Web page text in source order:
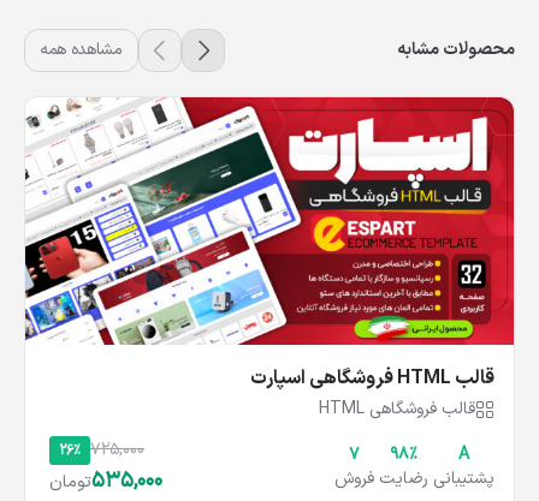
محصولات مشابه مشاهده همه
قالب HTML فروشگاهی اسپارت
قالب فروشگاهی HTML
A
پشتیبانی
۹۸%
رضایت
۷
فروش
26% 725,000
535,000تومان